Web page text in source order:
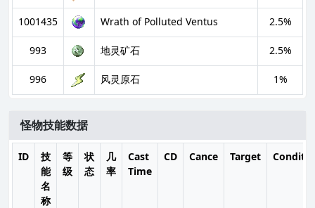
1001435 Wrath of Polluted Ventus 2.5%
993 地灵矿石 2.5%
996 风灵原石 1%
怪物技能数据
ID
技
能
名
称
等
级
状
态
几
率
Cast
Time
CD Cance Target